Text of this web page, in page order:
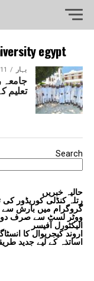
egypt"
بہار 11 months ago
تعلیم
Search
حالیہ خبریں
رتلہ کنڈلی کوریڈور
گروگرام میں بارش
ووٹر لسٹ سے صرف دو
الیکٹورل آفیسر
اروند کیجریوال کا
اساتذہ کے لیے جدید